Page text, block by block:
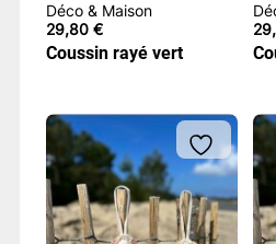
Déco & Maison
29,80 €
Coussin rayé vert